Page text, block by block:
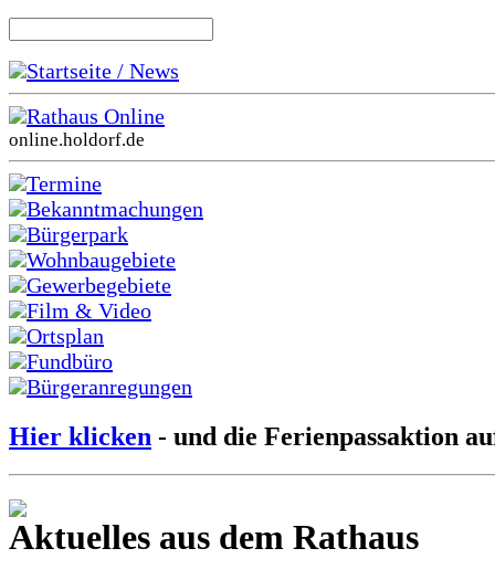
Startseite / News
Rathaus Online
online.holdorf.de
Termine
Bekanntmachungen
Bürgerpark
Wohnbaugebiete
Gewerbegebiete
Film & Video
Ortsplan
Fundbüro
Bürgeranregungen
Hier klicken - und die Ferienpassaktion
Aktuelles aus dem Rathaus